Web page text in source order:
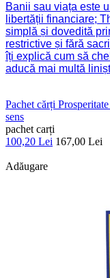
Banii sau viața este
libertății financiare;
simplă și dovedită
restrictive și fără
îți explică cum să
aducă mai multă
Pachet cărți
sens
pachet carți
100,20 Lei 167,00 Lei
Adăugare